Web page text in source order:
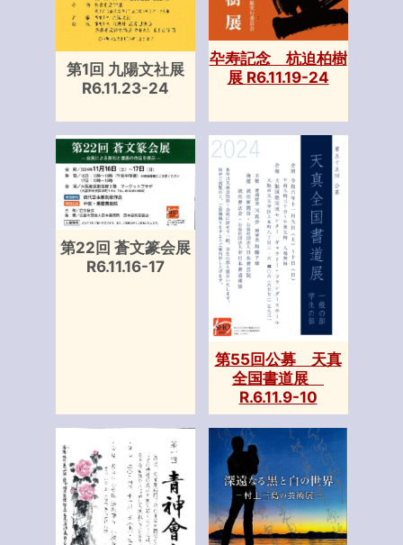
第1回 九陽文社展
R6.11.23-24
卆寿記念 杭迫柏樹
展 R6.11.19-24
第22回 蒼文篆会展
R6.11.16-17
第55回公募 天真
全国書道展
R.6.11.9-10